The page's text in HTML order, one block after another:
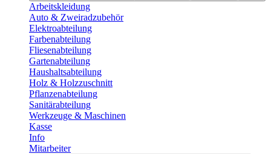
Arbeitskleidung
Auto & Zweiradzubehör
Elektroabteilung
Farbenabteilung
Fliesenabteilung
Gartenabteilung
Haushaltsabteilung
Holz & Holzzuschnitt
Pflanzenabteilung
Sanitärabteilung
Werkzeuge & Maschinen
Kasse
Info
Mitarbeiter